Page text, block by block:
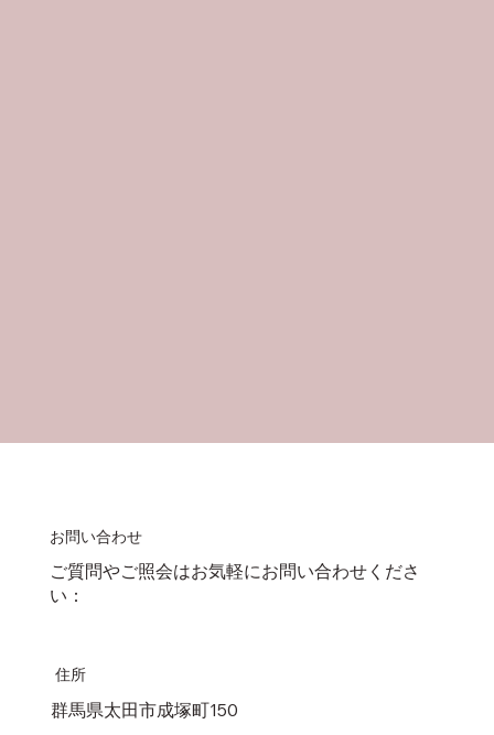
お問い合わせ
ご質問やご照会はお気軽にお問い合わせくださ
い：
​群馬県太田市成塚町150
住所